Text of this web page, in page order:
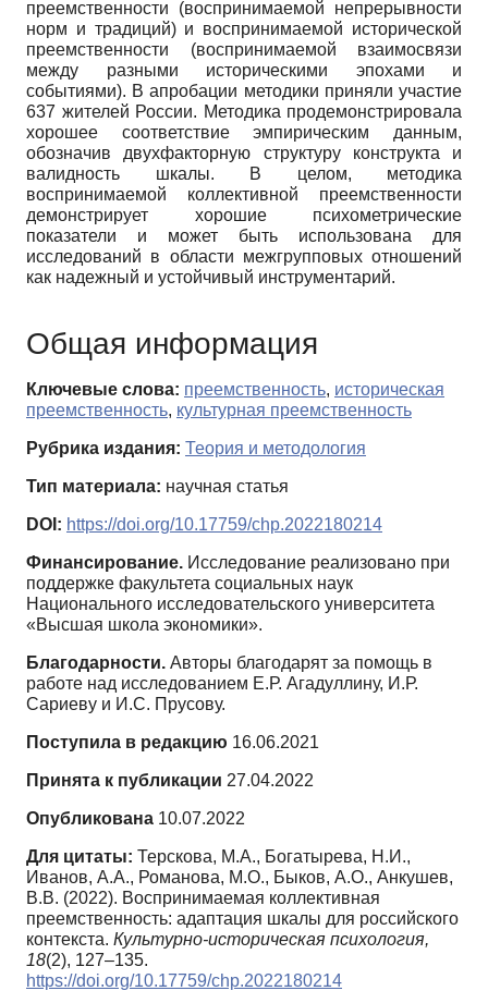
преемственности (воспринимаемой непрерывности
норм и традиций) и воспринимаемой исторической
преемственности (воспринимаемой взаимосвязи
между разными историческими эпохами и
событиями). В апробации методики приняли участие
637 жителей России. Методика продемонстрировала
хорошее соответствие эмпирическим данным,
обозначив двухфакторную структуру конструкта и
валидность шкалы. В целом, методика
воспринимаемой коллективной преемственности
демонстрирует хорошие психометрические
показатели и может быть использована для
исследований в области межгрупповых отношений
как надежный и устойчивый инструментарий.
Общая информация
Ключевые слова: преемственность, историческая
преемственность, культурная преемственность
Рубрика издания: Теория и методология
Тип материала: научная статья
DOI: https://doi.org/10.17759/chp.2022180214
Финансирование. Исследование реализовано при
поддержке факультета социальных наук
Национального исследовательского университета
«Высшая школа экономики».
Благодарности. Авторы благодарят за помощь в
работе над исследованием Е.Р. Агадуллину, И.Р.
Сариеву и И.C. Прусову.
Поступила в редакцию 16.06.2021
Принята к публикации 27.04.2022
Опубликована 10.07.2022
Для цитаты: Терскова, М.А., Богатырева, Н.И.,
Иванов, А.А., Романова, М.О., Быков, А.О., Анкушев,
В.В. (2022). Воспринимаемая коллективная
преемственность: адаптация шкалы для российского
контекста. Культурно-историческая психология,
18(2), 127–135.
https://doi.org/10.17759/chp.2022180214